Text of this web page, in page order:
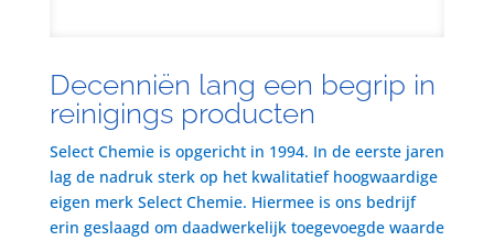
Decenniën lang een begrip in
reinigings producten
Select Chemie is opgericht in 1994. In de eerste jaren
lag de nadruk sterk op het kwalitatief hoogwaardige
eigen merk Select Chemie. Hiermee is ons bedrijf
erin geslaagd om daadwerkelijk toegevoegde waarde